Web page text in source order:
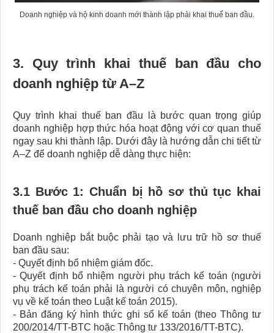
Doanh nghiệp và hộ kinh doanh mới thành lập phải khai thuế ban đầu.
3. Quy trình khai thuế ban đầu cho
doanh nghiệp từ A–Z
Quy trình khai thuế ban đầu là bước quan trọng giúp
doanh nghiệp hợp thức hóa hoạt động với cơ quan thuế
ngay sau khi thành lập. Dưới đây là hướng dẫn chi tiết từ
A–Z để doanh nghiệp dễ dàng thực hiện:
3.1 Bước 1: Chuẩn bị hồ sơ thủ tục khai
thuế ban đầu cho doanh nghiệp
Doanh nghiệp bắt buộc phải tạo và lưu trữ hồ sơ thuế
ban đầu sau:
- Quyết định bổ nhiệm giám đốc.
- Quyết định bổ nhiệm người phụ trách kế toán (người
phụ trách kế toán phải là người có chuyên môn, nghiệp
vụ về kế toán theo Luật kế toán 2015).
- Bản đăng ký hình thức ghi sổ kế toán (theo Thông tư
200/2014/TT-BTC hoặc Thông tư 133/2016/TT-BTC).